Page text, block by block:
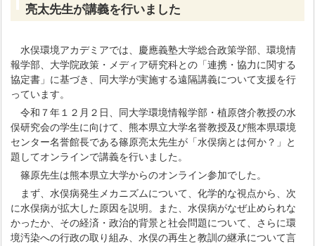
亮太先生が講義を行いました
水俣環境アカデミアでは、慶應義塾大学総合政策学部、環境情
報学部、大学院政策・メディア研究科との「連携・協力に関する
協定書」に基づき、同大学が実施する遠隔講義について支援を行
っています。
令和７年１２月２日、同大学環境情報学部・植原啓介教授の水
俣研究会の学生に向けて、熊本県立大学名誉教授及び熊本県環境
センター名誉館長である篠原亮太先生が「水俣病とは何か？」と
題してオンラインで講義を行いました。
篠原先生は熊本県立大学からのオンライン参加でした。
まず、水俣病発生メカニズムについて、化学的な視点から、次
に水俣病が拡大した原因を説明。また、水俣病がなぜ止められな
かったか、その経済・政治的背景と社会問題について、さらに環
境汚染への行政の取り組み、水俣の再生と教訓の継承について言